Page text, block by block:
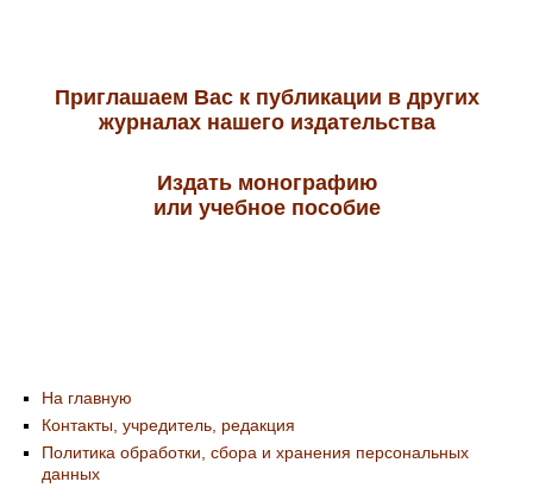
Приглашаем Вас к публикации в других
журналах нашего издательства
Издать монографию
или учебное пособие
На главную
Контакты, учредитель, редакция
Политика обработки, сбора и хранения персональных
данных